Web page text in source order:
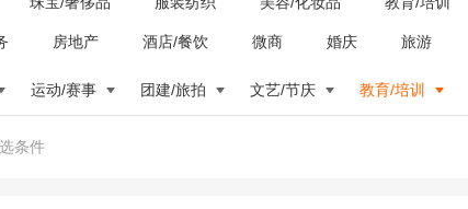
房地产 酒店/餐饮 微商 婚庆 旅游
运动/赛事 团建/旅拍 文艺/节庆 教育/培训
条件